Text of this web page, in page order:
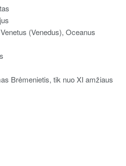
(Venedus), Oceanus
Brėmenietis, tik nuo XI amžiaus